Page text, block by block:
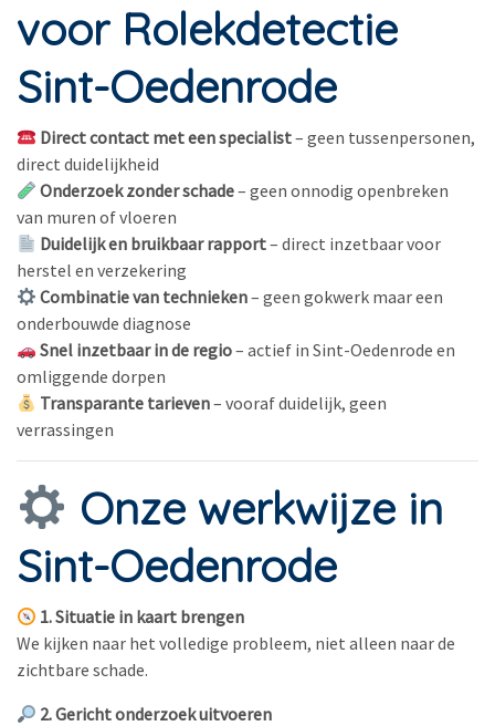
voor Rolekdetectie
Sint-Oedenrode
Direct contact met een specialist– geen tussenpersonen,
direct duidelijkheid
Onderzoek zonder schade– geen onnodig openbreken
van muren of vloeren
Duidelijk en bruikbaar rapport– direct inzetbaar voor
herstel en verzekering
Combinatie van technieken– geen gokwerk maar een
onderbouwde diagnose
Snel inzetbaar in de regio– actief in Sint-Oedenrode en
omliggende dorpen
Transparante tarieven– vooraf duidelijk, geen
verrassingen
Onze werkwijze in
Sint-Oedenrode
1. Situatie in kaart brengen
We kijken naar het volledige probleem, niet alleen naar de
zichtbare schade.
2. Gericht onderzoek uitvoeren